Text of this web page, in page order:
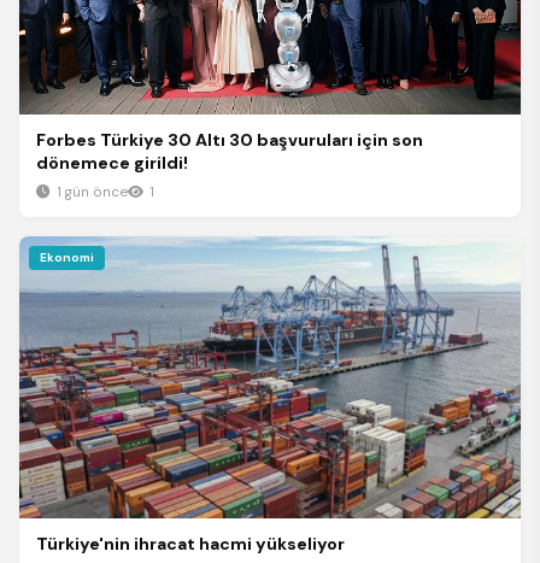
Forbes Türkiye 30 Altı 30 başvuruları için son
dönemece girildi!
1 gün önce 1
Ekonomi
Türkiye'nin ihracat hacmi yükseliyor